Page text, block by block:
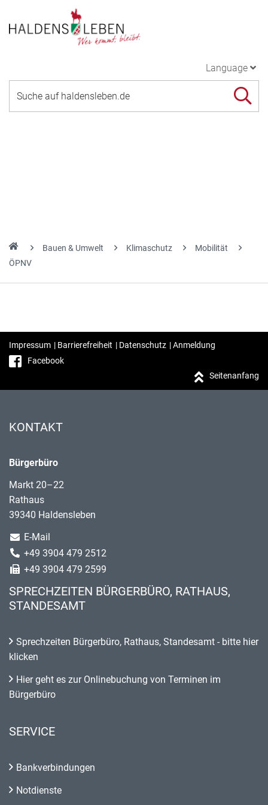
Language
Bauen & Umwelt Klimaschutz
Mobilität
ÖPNV
Impressum | Barrierefreiheit | Datenschutz |Anmeldung
Facebook
Seitenanfang
KONTAKT
Bürgerbüro
Markt 20–22
Rathaus
39340 Haldensleben
E-Mail
+49 3904 479 2512
+49 3904 479 2599
SPRECHZEITEN BÜRGERBÜRO, RATHAUS,
STANDESAMT
Sprechzeiten Bürgerbüro, Rathaus, Standesamt - bitte hier
klicken
Hier geht es zur Onlinebuchung von Terminen im
Bürgerbüro
SERVICE
Bankverbindungen
Notdienste